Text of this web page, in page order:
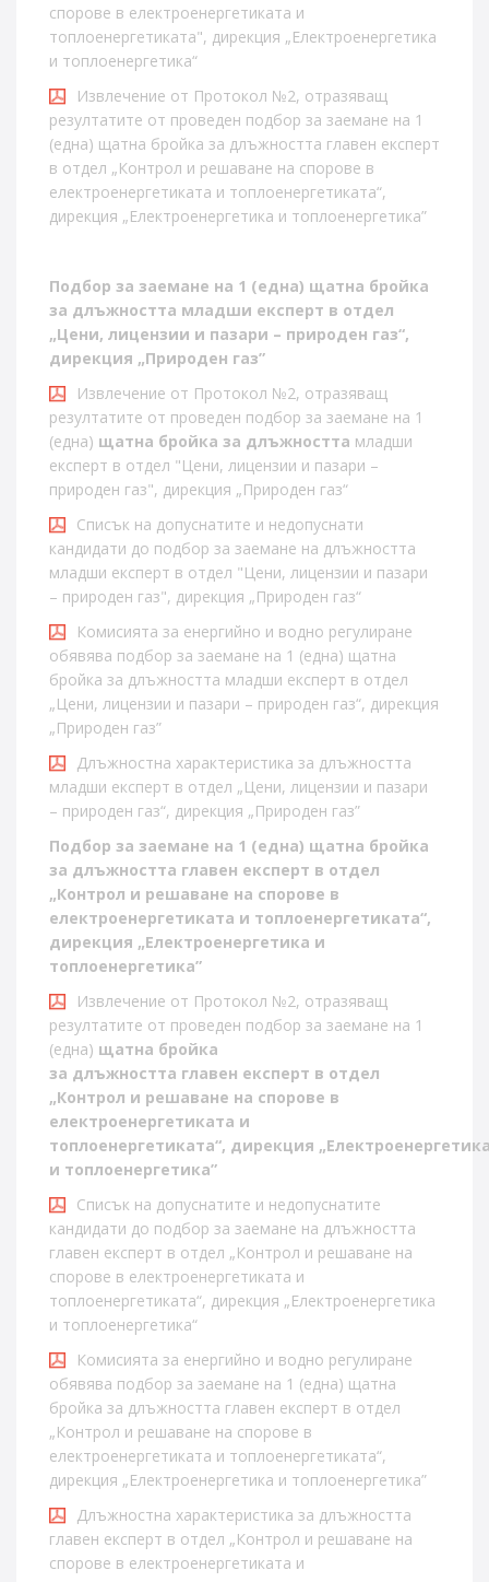
спорове в електроенергетиката и
топлоенергетиката", дирекция „Електроенергетика
и топлоенергетика“
Извлечение от Протокол №2, отразяващ
резултатите от проведен подбор за заемане на 1
(една) щатна бройка за длъжността главен експерт
в отдел „Контрол и решаване на спорове в
електроенергетиката и топлоенергетиката“,
дирекция „Електроенергетика и топлоенергетика”
Подбор за заемане на 1 (една) щатна бройка
за длъжността младши експерт в отдел
„Цени, лицензии и пазари – природен газ“,
дирекция „Природен газ”
Извлечение от Протокол №2, отразяващ
резултатите от проведен подбор за заемане на 1
(една) щатна бройка за длъжността младши
експерт в отдел "Цени, лицензии и пазари –
природен газ", дирекция „Природен газ“
Списък на допуснатите и недопуснати
кандидати до подбор за заемане на длъжността
младши експерт в отдел "Цени, лицензии и пазари
– природен газ", дирекция „Природен газ“
Комисията за енергийно и водно регулиране
обявява подбор за заемане на 1 (една) щатна
бройка за длъжността младши експерт в отдел
„Цени, лицензии и пазари – природен газ“, дирекция
„Природен газ”
Длъжностна характеристика за длъжността
младши експерт в отдел „Цени, лицензии и пазари
– природен газ“, дирекция „Природен газ”
Подбор за заемане на 1 (една) щатна бройка
за длъжността главен експерт в отдел
„Контрол и решаване на спорове в
електроенергетиката и топлоенергетиката“,
дирекция „Електроенергетика и
топлоенергетика”
Извлечение от Протокол №2, отразяващ
резултатите от проведен подбор за заемане на 1
(една) щатна бройка
за длъжността главен експерт в отдел
„Контрол и решаване на спорове в
електроенергетиката и
топлоенергетиката“, дирекция
и топлоенергетика”
Списък на допуснатите и недопуснатите
кандидати до подбор за заемане на длъжността
главен експерт в отдел „Контрол и решаване на
спорове в електроенергетиката и
топлоенергетиката“, дирекция „Електроенергетика
и топлоенергетика“
Комисията за енергийно и водно регулиране
обявява подбор за заемане на 1 (една) щатна
бройка за длъжността главен експерт в отдел
„Контрол и решаване на спорове в
електроенергетиката и топлоенергетиката“,
дирекция „Електроенергетика и топлоенергетика”
Длъжностна характеристика за длъжността
главен експерт в отдел „Контрол и решаване на
спорове в електроенергетиката и